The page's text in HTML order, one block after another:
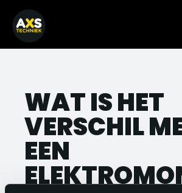
WAT IS HET
VERSCHIL
EEN